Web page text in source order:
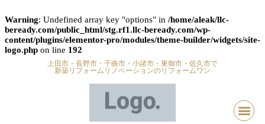
Warning: Undefined array key "options" in /home/aleak/llc-
beready.com/public_html/stg.rf1.llc-beready.com/wp-
content/plugins/elementor-pro/modules/theme-builder/widgets/site-
logo.php on line 192
上田市・長野市・千曲市・小諸市・東御市・佐久市で
新築リフォームリノベーションのリフォームワン